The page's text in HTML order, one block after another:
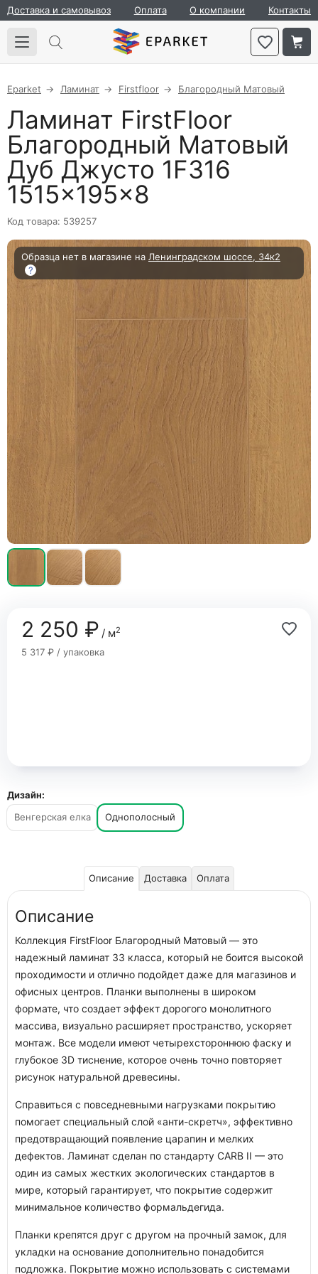
Доставка и самовывоз Оплата О компании Контакты
Eparket Ламинат Firstfloor Благородный Матовый
Ламинат FirstFloor
Благородный Матовый
Дуб Джусто 1F316
1515×195×8
Код товара: 539257
Образца нет в магазине на Ленинградском шоссе, 34к2
?
2 250 ₽/ м2
5 317 ₽ / упаковка
Дизайн:
Венгерская елка
Однополосный
Описание Доставка Оплата
Описание
Коллекция FirstFloor Благородный Матовый — это
надежный ламинат 33 класса, который не боится высокой
проходимости и отлично подойдет даже для магазинов и
офисных центров. Планки выполнены в широком
формате, что создает эффект дорогого монолитного
массива, визуально расширяет пространство, ускоряет
монтаж. Все модели имеют четырехстороннюю фаску и
глубокое 3D тиснение, которое очень точно повторяет
рисунок натуральной древесины.
Справиться с повседневными нагрузками покрытию
помогает специальный слой «анти-скретч», эффективно
предотвращающий появление царапин и мелких
дефектов. Ламинат сделан по стандарту CARB II — это
один из самых жестких экологических стандартов в
мире, который гарантирует, что покрытие содержит
минимальное количество формальдегида.
Планки крепятся друг с другом на прочный замок, для
укладки на основание дополнительно понадобится
подложка. Покрытие можно использовать с системами